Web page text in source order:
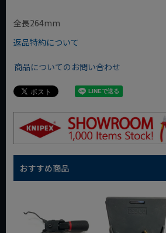
全長264mm
返品特約について
商品についてのお問い合わせ
おすすめ商品